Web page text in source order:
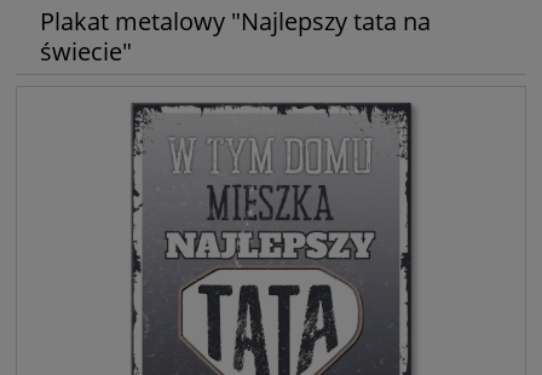
Plakat metalowy "Najlepszy tata na
świecie"